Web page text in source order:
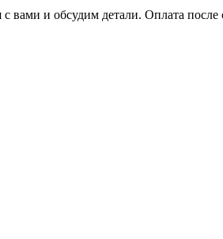
вами и обсудим детали. Оплата после